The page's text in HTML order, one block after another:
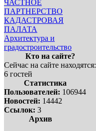
ЧАСТНОЕ
ПАРТНЕРСТВО
КАДАСТРОВАЯ
ПАЛАТА
Архитектура и
градостроительство
Кто на сайте?
Сейчас на сайте находятся:
6 гостей
Статистика
Пользователей: 106944
Новостей: 14442
Ссылок: 3
Архив